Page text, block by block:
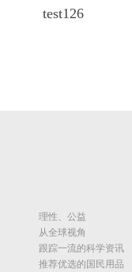
test126
理性、公益
从全球视角
跟踪一流的科学资讯
推荐优选的国民用品